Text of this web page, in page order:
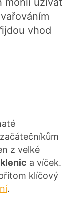
mohli užívat
vhod
z velké
a víček.
klíčový
.